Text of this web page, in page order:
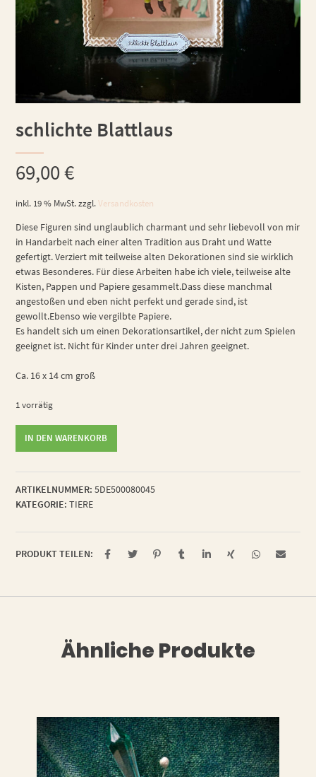
schlichte Blattlaus
69,00€
inkl. 19 % MwSt. zzgl.Versandkosten
Diese Figuren sind unglaublich charmant und sehr liebevoll von mir
in Handarbeit nach einer alten Tradition aus Draht und Watte
gefertigt. Verziert mit teilweise alten Dekorationen sind sie wirklich
etwas Besonderes. Für diese Arbeiten habe ich viele, teilweise alte
Kisten, Pappen und Papiere gesammelt.Dass diese manchmal
angestoßen und eben nicht perfekt und gerade sind, ist
gewollt.Ebenso wie vergilbte Papiere.
Es handelt sich um einen Dekorationsartikel, der nicht zum Spielen
geeignet ist. Nicht für Kinder unter drei Jahren geeignet.
Ca. 16 x 14 cm groß
1 vorrätig
IN DEN WARENKORB
ARTIKELNUMMER: 5DE500080045
KATEGORIE: TIERE
PRODUKT TEILEN:
Ähnliche Produkte